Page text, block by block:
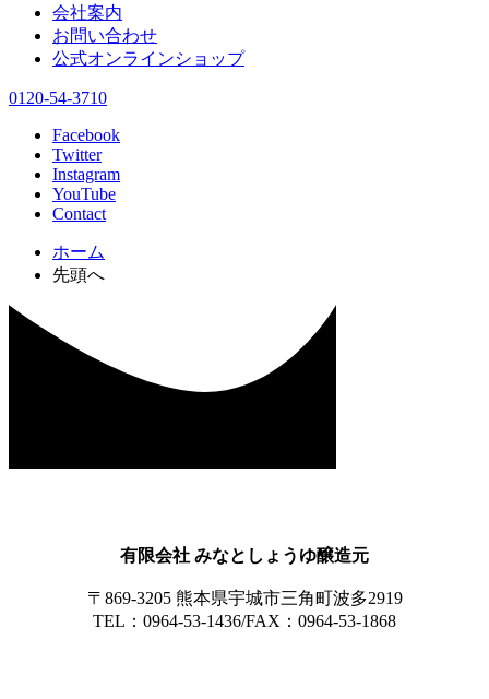
会社案内
お問い合わせ
公式オンラインショップ
0120-54-3710
Facebook
Twitter
Instagram
YouTube
Contact
ホーム
先頭へ
有限会社 みなとしょうゆ醸造元
〒869-3205 熊本県宇城市三角町波多2919
TEL：0964-53-1436/FAX：0964-53-1868